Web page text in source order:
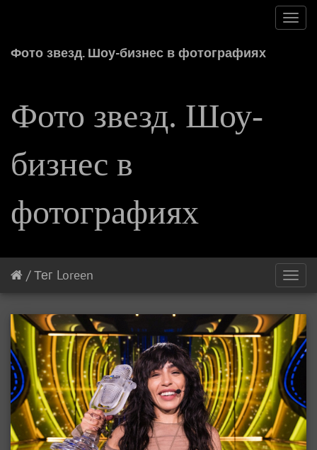
Фото звезд. Шоу-бизнес в фотографиях
Фото звезд. Шоу-
бизнес в
фотографиях
/Тег Loreen